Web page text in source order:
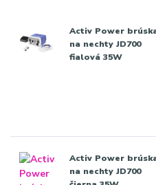
Activ Power
na nechty JD700
fialová 35W
Activ Power
na nechty JD700